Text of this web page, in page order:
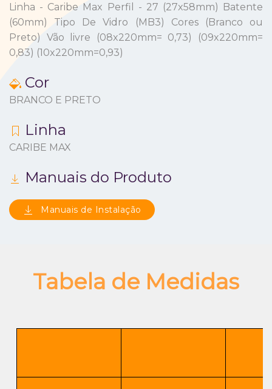
Linha - Caribe Max Perfil - 27 (27x58mm) Batente
(60mm) Tipo De Vidro (MB3) Cores (Branco ou
Preto) Vão livre (08x220mm= 0,73) (09x220mm=
0,83) (10x220mm=0,93)
Cor
BRANCO E PRETO
Linha
CARIBE MAX
Manuais do Produto
Manuais de Instalação
Tabela de Medidas